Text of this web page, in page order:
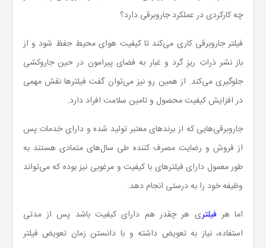
چه کارکردی در عملکرد جاروبرقی دارد؟
فیلتر جاروبرقی کاری می‌کند تا کیفیت هوای محیط حفظ شود و از
باز نشر ذراتِ ریزِ گرد و غبار به فضای پیرامون در حین جاروکشی
جلوگیری می‌کند. از همین رو نیز می‌توان گفت فیلترها نقش مهمی
در افزایش کیفیت محصول و تامین سلامت افراد دارد.
جاروبرقی‌هایی که از برندهای معتبر تولید شده و دارای خدمات پس
از فروش و رضایت مصرف کننده طی سال‌های متمادی هستند به
طور معمول دارای فیلترهای با کیفیت و مرغوبی نیز بوده که می‌تواند
وظیفه خود را به درستی انجام دهد.
اما هر فیلتری هر چقدر هم دارای کیفیت باشد پس از مدتی
استفاده، نیاز به تعویض داشته و با دانستن زمان تعویض فیلتر